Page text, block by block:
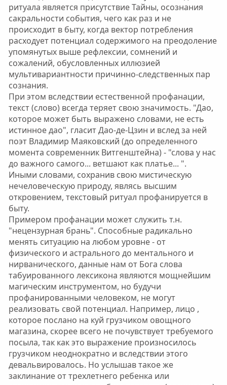
ритуала является присутствие Тайны, осознания
сакральности события, чего как раз и не
происходит в быту, когда вектор потребления
расходует потенциал содержимого на преодоление
упомянутых выше рефлексии, сомнений и
сожалений, обусловленных иллюзией
мультивариантности причинно-следственных пар
сознания.
При этом вследствии естественной профанации,
текст (слово) всегда теряет свою значимость. "Дао,
которое может быть выражено словами, не есть
истинное дао", гласит Дао-де-Цзин и вслед за ней
поэт Владимир Маяковский (до определенного
момента современник Витгенштейна) - "слова у нас
до важного самого... ветшают как платье... ".
Иными словами, сохранив свою мистическую
нечеловеческую природу, являсь высшим
откровением, текстовый ритуал профанируется в
быту.
Примером профанации может служить т.н.
"нецензурная брань". Способные радикально
менять ситуацию на любом уровне - от
физического и астрального до ментального и
нирванического, данные нам от Бога слова
табуированного лексикона являются мощнейшим
магическим инструментом, но будучи
профанированными человеком, не могут
реализовать свой потенциал. Например, лицо ,
которое послано на куй грузчиком овощного
магазина, скорее всего не почувствует требуемого
посыла, так как это выражение произносилось
грузчиком неоднократно и вследствии этого
девальвировалось. Но услышав такое же
заклинание от трехлетнего ребенка или